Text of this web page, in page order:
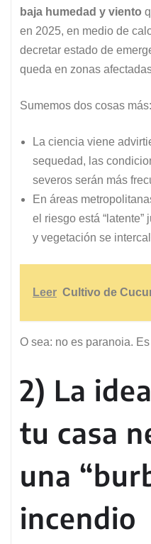
baja humedad y viento
en 2025, en medio de
decretar estado de
queda en zonas
Sumemos dos cosas más:
La ciencia viene
sequedad, las
severos serán más
En áreas
el riesgo está
y vegetación se
Leer Cultivo de
O sea: no es paranoia.
2) La
tu casa
una
incendio